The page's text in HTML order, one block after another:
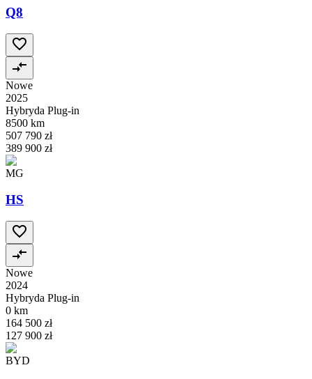
Q8
Nowe
2025
Hybryda Plug-in
8500 km
507 790 zł
389 900 zł
MG
HS
Nowe
2024
Hybryda Plug-in
0 km
164 500 zł
127 900 zł
BYD